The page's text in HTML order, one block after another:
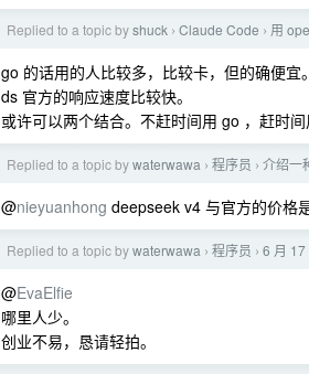
Replied to a topic byshuck › Claude Code › 用
go 的话用的人比较多，比较卡，但的确便宜。
ds 官方的响应速度比较快。
或许可以两个结合。不赶时间用 go ，赶时
Replied to a topic bywaterwawa › 程序员 › 介绍一
@nieyuanhong deepseek v4 与官方的价格
Replied to a topic bywaterwawa › 程序员 › 6 月
@EvaElfie
哪里人少。
创业不易，恳请轻拍。